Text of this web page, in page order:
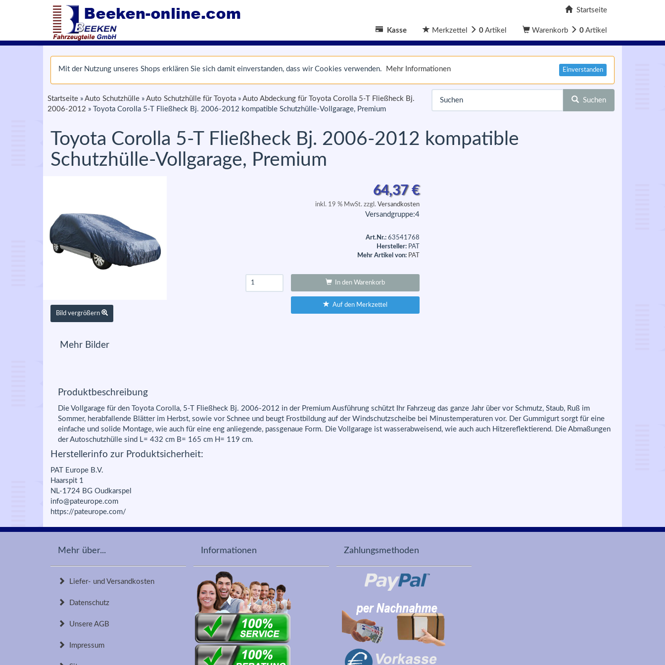
Startseite
Kasse Merkzettel 0 Artikel Warenkorb 0 Artikel
Mit der Nutzung unseres Shops erklären Sie sich damit einverstanden, dass wir Cookies verwenden. Mehr Informationen Einverstanden
Startseite » Auto Schutzhülle » Auto Schutzhülle für Toyota » Auto Abdeckung für Toyota Corolla 5-T Fließheck Bj.
2006-2012 » Toyota Corolla 5-T Fließheck Bj. 2006-2012 kompatible Schutzhülle-Vollgarage, Premium
Suchen
Toyota Corolla 5-T Fließheck Bj. 2006-2012 kompatible
Schutzhülle-Vollgarage, Premium
Bild vergrößern
64,37€
inkl. 19 % MwSt. zzgl. Versandkosten
Versandgruppe:4
Art.Nr.: 63541768
Hersteller: PAT
Mehr Artikel von: PAT
In den Warenkorb
Auf den Merkzettel
Mehr Bilder
Produktbeschreibung
Die Vollgarage für den Toyota Corolla, 5-T Fließheck Bj. 2006-2012 in der Premium Ausführung schützt Ihr Fahrzeug das ganze Jahr über vor Schmutz, Staub, Ruß im
Sommer, herabfallende Blätter im Herbst, sowie vor Schnee und beugt Frostbildung auf der Windschutzscheibe bei Minustemperaturen vor. Der Gummigurt sorgt für eine
einfache und solide Montage, wie auch für eine eng anliegende, passgenaue Form. Die Vollgarage ist wasserabweisend, wie auch auch Hitzereflektierend. Die Abmaßungen
der Autoschutzhülle sind L= 432 cm B= 165 cm H= 119 cm.
Herstellerinfo zur Produktsicherheit:
PAT Europe B.V.
Haarspit 1
NL-1724 BG Oudkarspel
info@pateurope.com
https://pateurope.com/
Mehr über...
Liefer- und Versandkosten
Datenschutz
Unsere AGB
Impressum
Informationen Zahlungsmethoden